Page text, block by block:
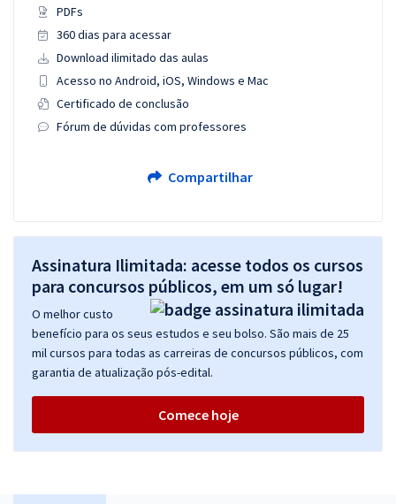
PDFs
360 dias para acessar
Download ilimitado das aulas
Acesso no Android, iOS, Windows e Mac
Certificado de conclusão
Fórum de dúvidas com professores
Compartilhar
Assinatura Ilimitada: acesse todos os cursos
para concursos públicos, em um só lugar!
O melhor custo
benefício para os seus estudos e seu bolso. São mais de 25
mil cursos para todas as carreiras de concursos públicos, com
garantia de atualização pós-edital.
Comece hoje